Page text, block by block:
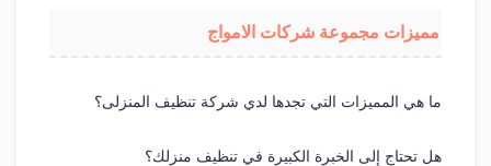
مميزات مجموعة شركات الامواج
ما هي المميزات التي تجدها لدي شركة تنظيف المنزلى؟
هل تحتاج إلى الخبرة الكبيرة في تنظيف منزلك؟